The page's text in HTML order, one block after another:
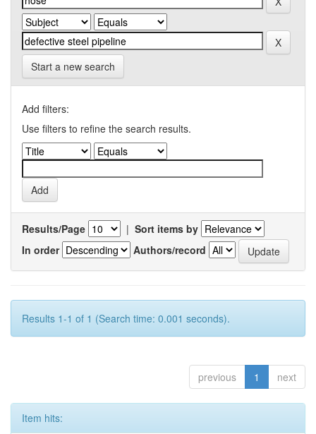
Start a new search
Add filters:
Use filters to refine the search results.
Results/Page | Sort items by
In order
Authors/record
Results 1-1 of 1 (Search time: 0.001 seconds).
previous 1 next
Item hits: